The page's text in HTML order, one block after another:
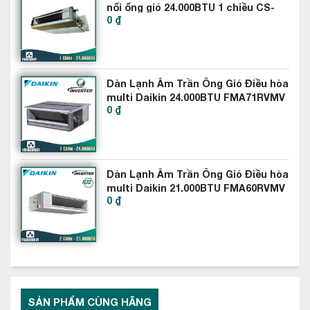
MUA NHẤT NĂM 2021
Tiết kiệm điện năng với công nghệ Inverter
Diệt khuẩn, khử mùi hiệu quả với dàn lạnh
multi LG 24000BTU 1 chiều AMNQ24GSKB0
Các bệnh liên quan đến đường hô hấp ngày càng nhiều bởi
khói bụi và các loại vi khuẩn, vi rút…lơ lửng trong không khí. Vì
thế máy điều hòa multi LG không chỉ tiết kiệm điện, tiết kiệm
không gian…mà còn rất chú trọng vào công nghệ diệt khuẩn,
nối ống gió 24.000BTU 1 chiều CS-
MS24SD3H
0 ₫
Dàn Lạnh Âm Trần Ông Gió Điều hòa
multi Daikin 24.000BTU FMA71RVMV
0 ₫
Dàn Lạnh Âm Trần Ông Gió Điều hòa
multi Daikin 21.000BTU FMA60RVMV
0 ₫
SẢN PHẨM CÙNG HÃNG